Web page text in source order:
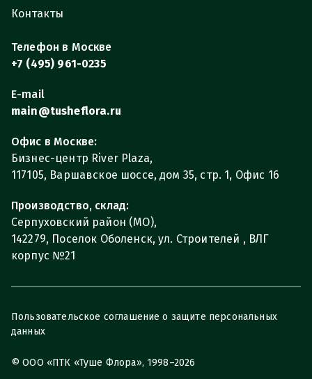
Контакты
Телефон в Москве
+7 (495) 961-0235
E-mail
main@tusheflora.ru
Офис в Москве:
Бизнес-центр River Plaza,
117105, Варшавское шоссе, дом 35, стр. 1, Офис 16
Производство, склад:
Серпуховский район (МО),
142279, Поселок Оболенск, ул. Строителей , ВЛГ
корпус №21
© ООО «ПТК «Туше Флора», 1998–2026
Пользовательское соглашение о защите персональных
данных